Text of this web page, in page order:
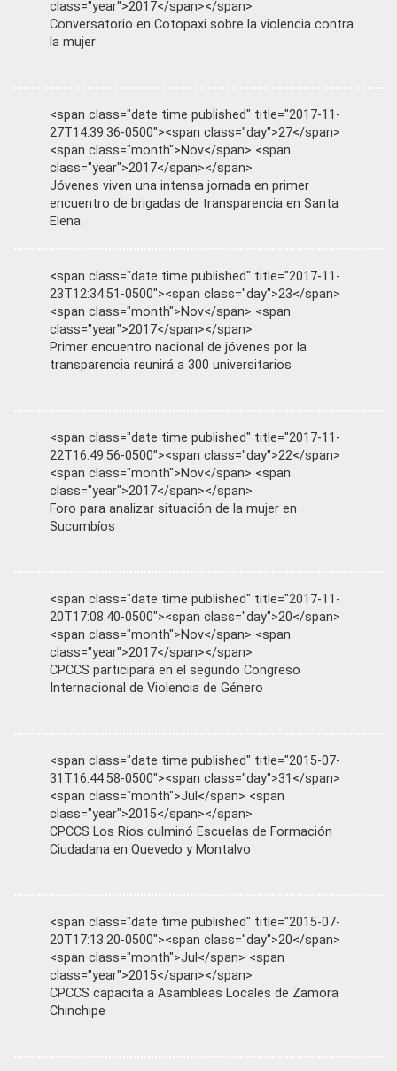
class="year">2017</span></span>
Conversatorio en Cotopaxi sobre la violencia contra
la mujer
<span class="date time published" title="2017-11-
27T14:39:36-0500"><span class="day">27</span>
<span class="month">Nov</span> <span
class="year">2017</span></span>
Jóvenes viven una intensa jornada en primer
encuentro de brigadas de transparencia en Santa
Elena
<span class="date time published" title="2017-11-
23T12:34:51-0500"><span class="day">23</span>
<span class="month">Nov</span> <span
class="year">2017</span></span>
Primer encuentro nacional de jóvenes por la
transparencia reunirá a 300 universitarios
<span class="date time published" title="2017-11-
22T16:49:56-0500"><span class="day">22</span>
<span class="month">Nov</span> <span
class="year">2017</span></span>
Foro para analizar situación de la mujer en
Sucumbíos
<span class="date time published" title="2017-11-
20T17:08:40-0500"><span class="day">20</span>
<span class="month">Nov</span> <span
class="year">2017</span></span>
CPCCS participará en el segundo Congreso
Internacional de Violencia de Género
<span class="date time published" title="2015-07-
31T16:44:58-0500"><span class="day">31</span>
<span class="month">Jul</span> <span
class="year">2015</span></span>
CPCCS Los Ríos culminó Escuelas de Formación
Ciudadana en Quevedo y Montalvo
<span class="date time published" title="2015-07-
20T17:13:20-0500"><span class="day">20</span>
<span class="month">Jul</span> <span
class="year">2015</span></span>
CPCCS capacita a Asambleas Locales de Zamora
Chinchipe